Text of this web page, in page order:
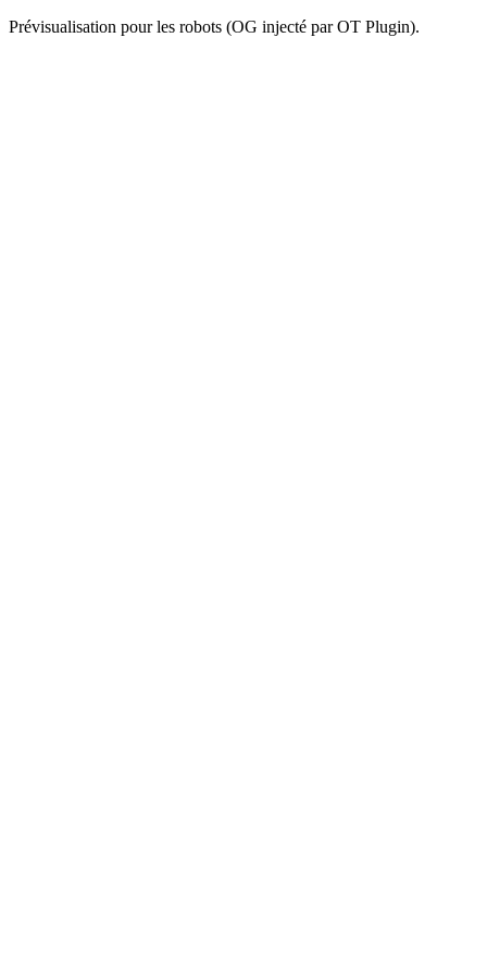
Prévisualisation pour les robots (OG injecté par OT Plugin).